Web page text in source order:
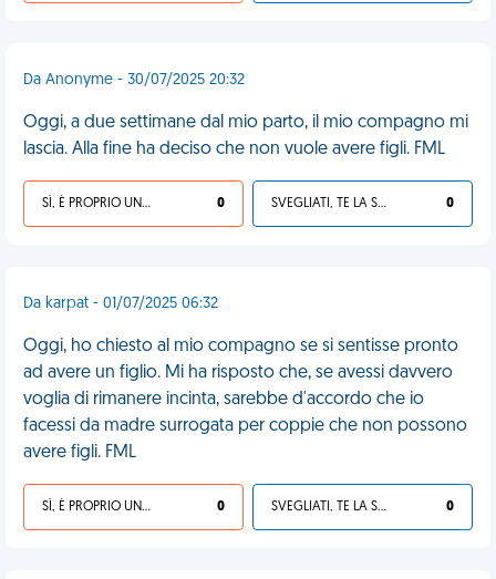
Da Anonyme - 30/07/2025 20:32
Oggi, a due settimane dal mio parto, il mio compagno mi
lascia. Alla fine ha deciso che non vuole avere figli. FML
SÌ, È PROPRIO UNA VDM! 0 SVEGLIATI, TE LA SEI CERCATA! 0
Da karpat - 01/07/2025 06:32
Oggi, ho chiesto al mio compagno se si sentisse pronto
ad avere un figlio. Mi ha risposto che, se avessi davvero
voglia di rimanere incinta, sarebbe d'accordo che io
facessi da madre surrogata per coppie che non possono
avere figli. FML
SÌ, È PROPRIO UNA VDM! 0 SVEGLIATI, TE LA SEI CERCATA! 0